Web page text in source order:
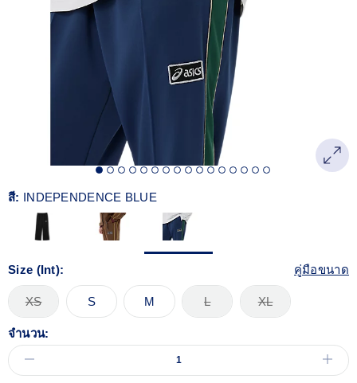
Reviews.
สี: INDEPENDENCE BLUE
Size (Int): คู่มือขนาด
XS S M L XL
จำนวน: